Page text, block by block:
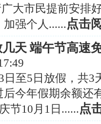
大市民提前安排
强个人......点击
天 端午节高速
至5日放假，共3
今年假期余额还
节10月1日......点